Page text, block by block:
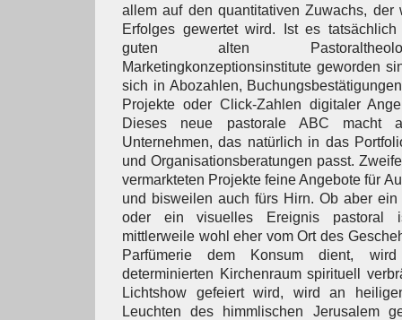
allem auf den quantitativen Zuwachs,
Erfolges gewertet wird. Ist es
guten alten
Marketingkonzeptionsinstitute geworden
sich in Abozahlen,
Projekte oder Click-Zahlen digitaler
Dieses neue pastorale ABC macht
Unternehmen, das natürlich in das
und Organisationsberatungen passt.
vermarkteten Projekte feine Angebote für
und bisweilen auch fürs Hirn. Ob aber ein
oder ein visuelles Ereignis pastoral
mittlerweile wohl eher vom Ort des
Parfümerie dem Konsum dient,
determinierten Kirchenraum spirituell
Lichtshow gefeiert wird, wird an
Leuchten des himmlischen Jerusalem